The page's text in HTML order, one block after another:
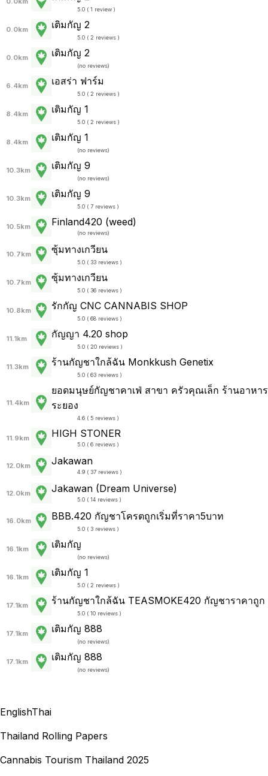
5.0 ( 1 review )
0.0km เติมกัญ 2
5.0 ( 2 reviews )
0.0km เติมกัญ 2
(no reviews)
6.4km เอสร่า ฟาร์ม
5.0 ( 2 reviews )
8.4km เติมกัญ 1
5.0 ( 2 reviews )
8.4km เติมกัญ 1
(no reviews)
10.3km เติมกัญ 9
(no reviews)
10.3km เติมกัญ 9
5.0 ( 7 reviews )
10.5km Finland420 (weed)
(no reviews)
10.7km ซุ้มทางเกวียน
5.0 ( 33 reviews )
10.7km ซุ้มทางเกวียน
5.0 ( 36 reviews )
10.8km รักกัญ CNC CANNABIS SHOP
5.0 ( 68 reviews )
11.1km กัญญา 4.20 shop
5.0 ( 20 reviews )
11.3km ร้านกัญชาใกล้ฉัน Monkkush Genetix
5.0 ( 63 reviews )
11.4km
ยอดมนุษย์กัญชาคาเฟ่ สาขา ครัวคุณเล็ก ร้านอาหาร
ระยอง
4.6 ( 5 reviews )
11.9km HIGH STONER
5.0 ( 6 reviews )
12.0km Jakawan
4.9 ( 37 reviews )
12.0km Jakawan (Dream Universe)
5.0 ( 14 reviews )
16.0km BBB.420 กัญชาโครตถูกเริ่มที่ราคา5บาท
5.0 ( 3 reviews )
16.1km เติมกัญ
(no reviews)
16.1km เติมกัญ 1
5.0 ( 2 reviews )
17.1km ร้านกัญชาใกล้ฉัน TEASMOKE420 กัญชาราคาถูก
5.0 ( 10 reviews )
17.1km เติมกัญ 888
(no reviews)
17.1km เติมกัญ 888
(no reviews)
EnglishThai
Thailand Rolling Papers
Cannabis Tourism Thailand 2025